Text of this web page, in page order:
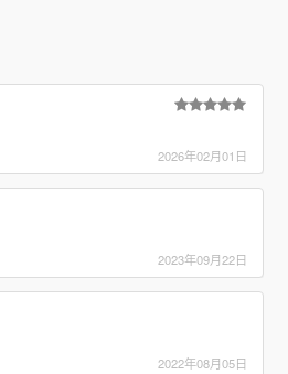
2026年02月01日
2023年09月22日
2022年08月05日